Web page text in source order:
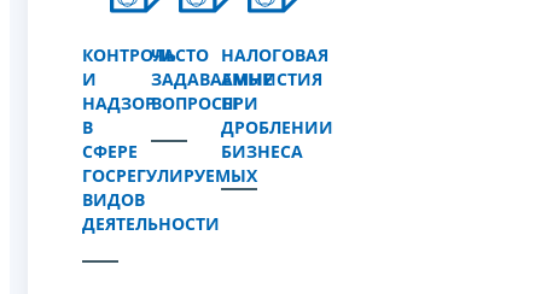
КОНТРОЛЬ
И
НАДЗОР
В
СФЕРЕ
ГОСРЕГУЛИРУЕМЫХ
ВИДОВ
ДЕЯТЕЛЬНОСТИ
ЧАСТО
ЗАДАВАЕМЫЕ
ВОПРОСЫ
НАЛОГОВАЯ
АМНИСТИЯ
ПРИ
ДРОБЛЕНИИ
БИЗНЕСА